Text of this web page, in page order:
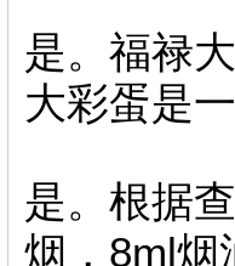
是。福禄
大彩蛋是
是。根据
烟，8ml烟